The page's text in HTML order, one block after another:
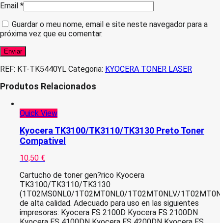
Email *
Guardar o meu nome, email e site neste navegador para a
próxima vez que eu comentar.
REF: KT-TK5440YL Categoria: KYOCERA TONER LASER
Produtos Relacionados
Quick View
Kyocera TK3100/TK3110/TK3130 Preto Toner
Compativel
10,50 €
Cartucho de toner gen?rico Kyocera
TK3100/TK3110/TK3130
(1T02MS0NL0/1T02MT0NL0/1T02MT0NLV/
de alta calidad. Adecuado para uso en las siguientes
impresoras: Kyocera FS 2100D Kyocera FS 2100DN